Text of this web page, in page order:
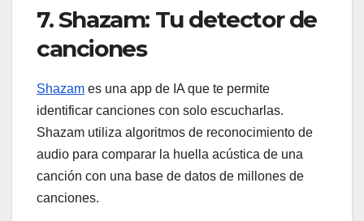
7. Shazam: Tu detector de
canciones
Shazam es una app de IA que te permite
identificar canciones con solo escucharlas.
Shazam utiliza algoritmos de reconocimiento de
audio para comparar la huella acústica de una
canción con una base de datos de millones de
canciones.